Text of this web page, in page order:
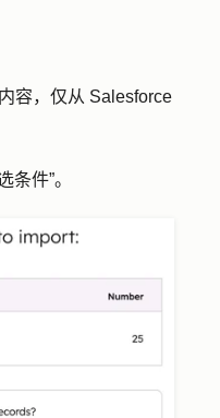
容，仅从 Salesforce
条件”。